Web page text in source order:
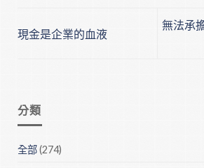
現金是企業的血液
無法承
分類
全部(274)